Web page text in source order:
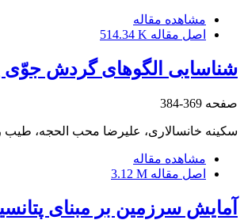
مشاهده مقاله
اصل مقاله 514.34 K
شناسایی الگوهای گردش جوّی
صفحه 369-384
سکینه خانسالاری، علیرضا محب الحجه،
مشاهده مقاله
اصل مقاله 3.12 M
آمایش سرزمین بر مبنای